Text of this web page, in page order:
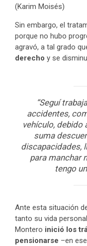
(Karim Moisés)
Sin embargo, el
porque no hubo
agravó, a tal grado
derecho y se
“Seguí
accidentes,
vehículo, debido
suma
discapacidades,
para manchar
tengo
Ante esta situación
tanto su vida
Montero inició los
pensionarse –en